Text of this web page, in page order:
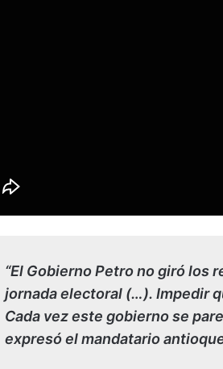
“El Gobierno Petro no giró los
jornada electoral (…). Impedir
Cada vez este gobierno se
expresó el mandatario